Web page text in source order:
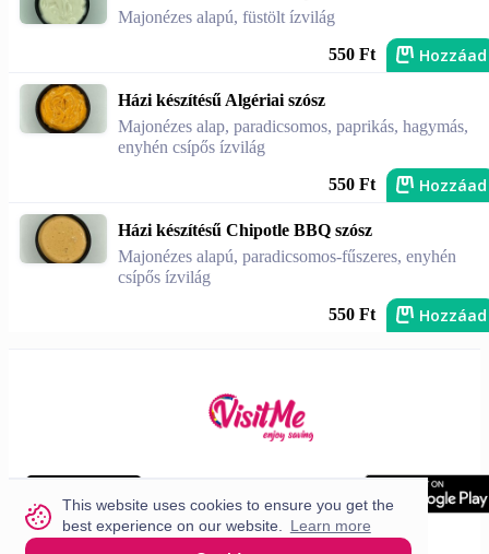
This website uses cookies to ensure you get the
best experience on our website.
Learn more
Majonézes alapú, füstölt ízvilág
550 Ft Hozzáad
Házi készítésű Algériai szósz
Majonézes alap, paradicsomos, paprikás, hagymás,
enyhén csípős ízvilág
550 Ft Hozzáad
Házi készítésű Chipotle BBQ szósz
Majonézes alapú, paradicsomos-fűszeres, enyhén
csípős ízvilág
550 Ft Hozzáad